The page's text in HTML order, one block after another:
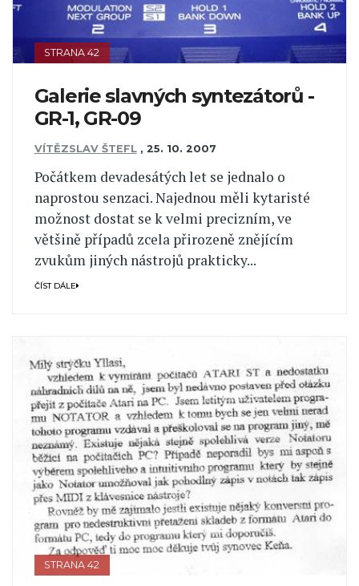
STRANA 42
Galerie slavných syntezátorů -
GR-1, GR-09
VÍTĚZSLAV ŠTEFL , 25. 10. 2007
Počátkem devadesátých let se jednalo o
naprostou senzaci. Najednou měli kytaristé
možnost dostat se k velmi precizním, ve
většině případů zcela přirozeně znějícím
zvukům jiných nástrojů prakticky...
ČÍST DÁLE
STRANA 42